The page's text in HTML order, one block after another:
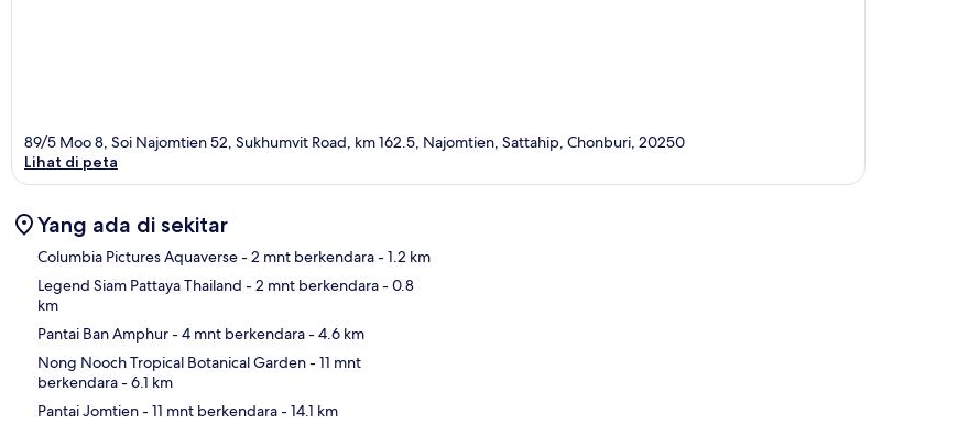
89/5 Moo 8, Soi Najomtien 52, Sukhumvit Road, km 162.5, Najomtien, Sattahip, Chonburi, 20250
Lihat di peta
Yang ada di sekitar
Columbia Pictures Aquaverse- 2 mnt berkendara- 1.2 km
Legend Siam Pattaya Thailand - 2 mnt berkendara- 0.8
km
Pantai Ban Amphur- 4 mnt berkendara- 4.6 km
Nong Nooch Tropical Botanical Garden- 11 mnt
berkendara- 6.1 km
Pantai Jomtien- 11 mnt berkendara- 14.1 km